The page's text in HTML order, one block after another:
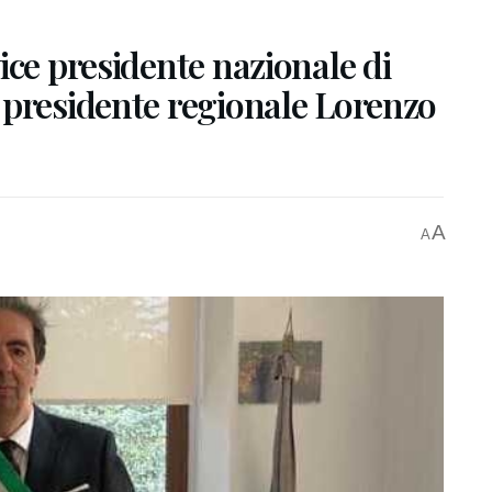
presidente nazionale di
regionale Lorenzo
AA